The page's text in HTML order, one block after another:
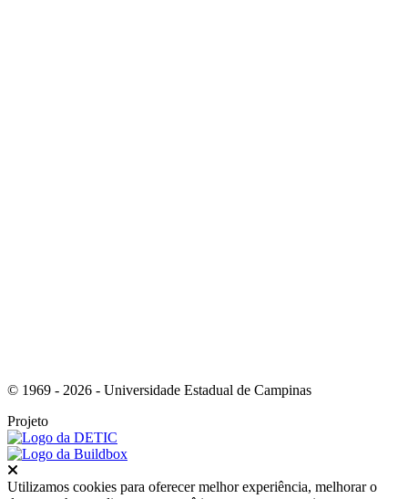
© 1969 - 2026 - Universidade Estadual de Campinas
Projeto
Utilizamos cookies para oferecer melhor experiência, melhorar o